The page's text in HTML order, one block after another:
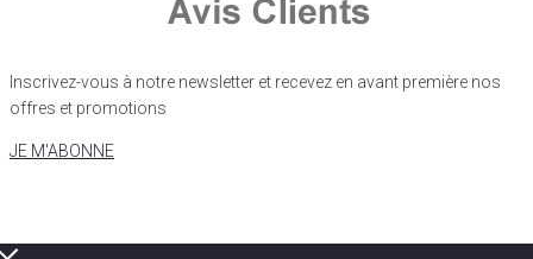
Inscrivez-vous à notre newsletter et recevez en avant première nos
offres et promotions
JE M'ABONNE